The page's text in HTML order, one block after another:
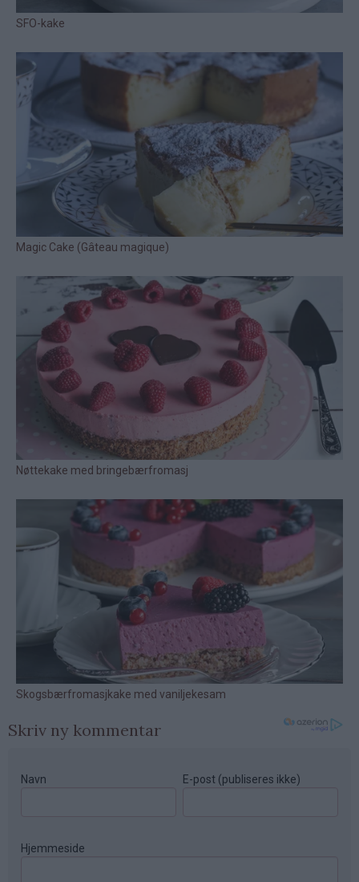
Skriv ny kommentar
Navn E-post (publiseres ikke)
Hjemmeside